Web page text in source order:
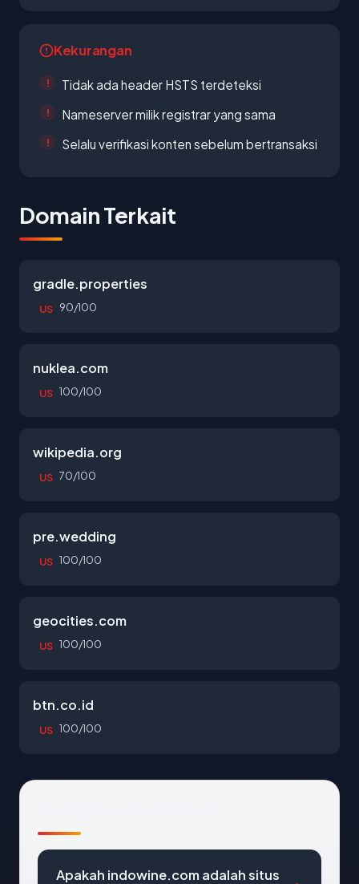
Kekurangan
Tidak ada header HSTS terdeteksi
Nameserver milik registrar yang sama
Selalu verifikasi konten sebelum bertransaksi
Domain Terkait
gradle.properties
US 90/100
nuklea.com
US 100/100
wikipedia.org
US 70/100
pre.wedding
US 100/100
geocities.com
US 100/100
btn.co.id
US 100/100
Apakah indowine.com adalah situs